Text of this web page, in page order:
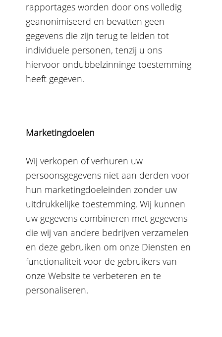
rapportages worden door ons volledig
geanonimiseerd en bevatten geen
gegevens die zijn terug te leiden tot
individuele personen, tenzij u ons
hiervoor ondubbelzinninge toestemming
heeft gegeven.
Marketingdoelen
Wij verkopen of verhuren uw
persoonsgegevens niet aan derden voor
hun marketingdoeleinden zonder uw
uitdrukkelijke toestemming. Wij kunnen
uw gegevens combineren met gegevens
die wij van andere bedrijven verzamelen
en deze gebruiken om onze Diensten en
functionaliteit voor de gebruikers van
onze Website te verbeteren en te
personaliseren.